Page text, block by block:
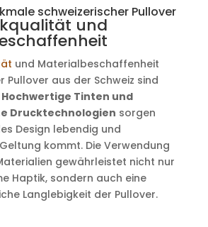
schweizerischer Pullover
und
und Materialbeschaffenheit
Pullover aus der Schweiz sind
Hochwertige Tinten und
Drucktechnologien sorgen
Design lebendig und
kommt. Die Verwendung
gewährleistet nicht nur
Haptik, sondern auch eine
Langlebigkeit der Pullover.